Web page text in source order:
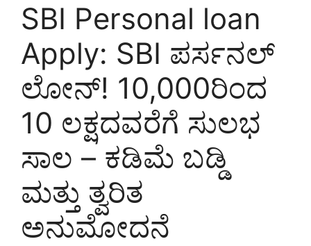
SBI Personal loan
Apply: SBI ಪರ್ಸನಲ್
ಲೋನ್! 10,000ರಿಂದ
10 ಲಕ್ಷದವರೆಗೆ ಸುಲಭ
ಸಾಲ – ಕಡಿಮೆ ಬಡ್ಡಿ
ಮತ್ತು ತ್ವರಿತ
ಅನುಮೋದನೆ